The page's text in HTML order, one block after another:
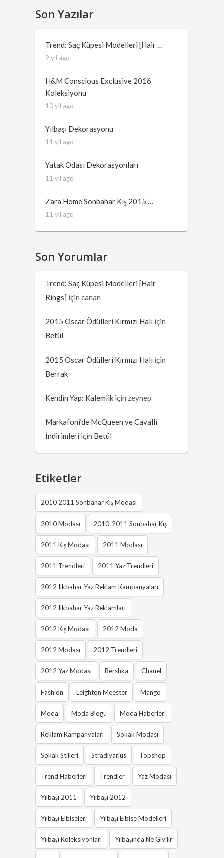
Son Yazılar
Trend: Saç Küpesi Modelleri [Hair …
9 yıl ago
H&M Conscious Exclusive 2016
Koleksiyonu
10 yıl ago
Yılbaşı Dekorasyonu
11 yıl ago
Yatak Odası Dekorasyonları
11 yıl ago
Zara Home Sonbahar Kış 2015 …
11 yıl ago
Son Yorumlar
Trend: Saç Küpesi Modelleri [Hair
Rings] içincanan
2015 Oscar Ödülleri Kırmızı Halı için
Betül
2015 Oscar Ödülleri Kırmızı Halı için
Berrak
Kendin Yap: Kalemlik için zeynep
Markafoni’de McQueen ve Cavalli
İndirimleri için Betül
Etiketler
2010 2011 Sonbahar Kış Modası
2010 Modası 2010-2011 Sonbahar Kış
2011 Kış Modası 2011 Modası
2011 Trendleri 2011 Yaz Trendleri
2012 Ilkbahar Yaz Reklam Kampanyaları
2012 Ilkbahar Yaz Reklamları
2012 Kış Modası 2012 Moda
2012 Modası 2012 Trendleri
2012 Yaz Modası Bershka Chanel
Fashion Leighton Meester Mango
Moda Moda Blogu Moda Haberleri
Reklam Kampanyaları Sokak Modası
Sokak Stilleri Stradivarius Topshop
Trend Haberleri Trendler Yaz Modası
Yılbaşı 2011 Yılbaşı 2012
Yılbaşı Elbiseleri Yılbaşı Elbise Modelleri
Yılbaşı Koleksiyonları Yılbaşında Ne Giyilir